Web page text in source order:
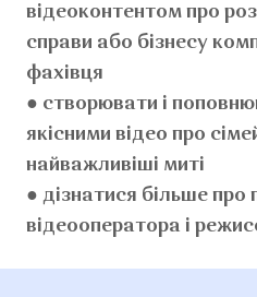
відеоконтентом про
справи або бізнесу
фахівця
● створювати і
якісними відео про
найважливіші миті
● дізнатися більше про
відеооператора і